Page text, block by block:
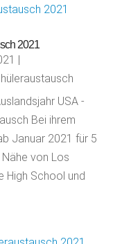
2021
|
USA -
Bei ihrem
Januar 2021 für 5
von Los
High School und